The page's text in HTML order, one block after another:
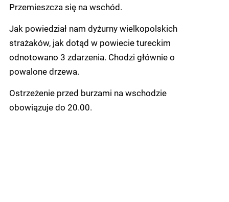
Przemieszcza się na wschód.
Jak powiedział nam dyżurny wielkopolskich
strażaków, jak dotąd w powiecie tureckim
odnotowano 3 zdarzenia. Chodzi głównie o
powalone drzewa.
Ostrzeżenie przed burzami na wschodzie
obowiązuje do 20.00.